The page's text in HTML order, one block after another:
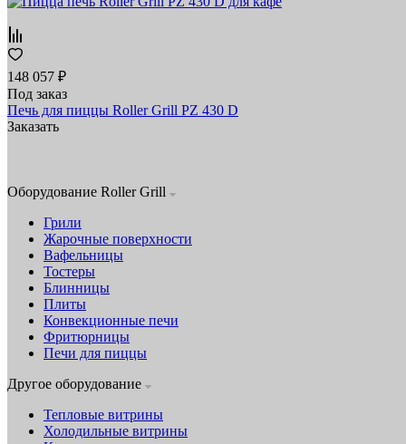
148 057 ₽
Под заказ
Печь для пиццы Roller Grill PZ 430 D
Заказать
Оборудование Roller Grill
Грили
Жарочные поверхности
Вафельницы
Тостеры
Блинницы
Плиты
Конвекционные печи
Фритюрницы
Печи для пиццы
Другое оборудование
Тепловые витрины
Холодильные витрины